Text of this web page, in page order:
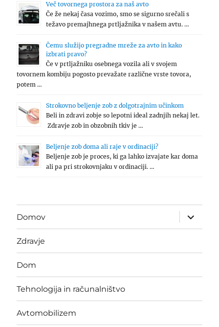
Več tovornega prostora za naš avto
Če že nekaj časa vozimo, smo se sigurno srečali s
težavo premajhnega prtljažnika v našem avtu. …
Čemu služijo pregradne mreže za avto in kako
izbrati pravo?
Če v prtljažniku osebnega vozila ali v svojem
tovornem kombiju pogosto prevažate različne vrste tovora,
potem …
Strokovno beljenje zob z dolgotrajnim učinkom
Beli in zdravi zobje so lepotni ideal zadnjih nekaj let.
Zdravje zob in obzobnih tkiv je …
Beljenje zob doma ali raje v ordinaciji?
Beljenje zob je proces, ki ga lahko izvajate kar doma
ali pa pri strokovnjaku v ordinaciji. …
Domov
expand
child
menu
Zdravje
Dom
Tehnologija in računalništvo
Avtomobilizem